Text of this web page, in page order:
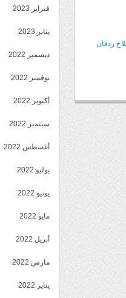
ردفان
فبراير 2023
يناير 2023
ديسمبر 2022
نوفمبر 2022
أكتوبر 2022
سبتمبر 2022
أغسطس 2022
يوليو 2022
يونيو 2022
مايو 2022
أبريل 2022
مارس 2022
يناير 2022